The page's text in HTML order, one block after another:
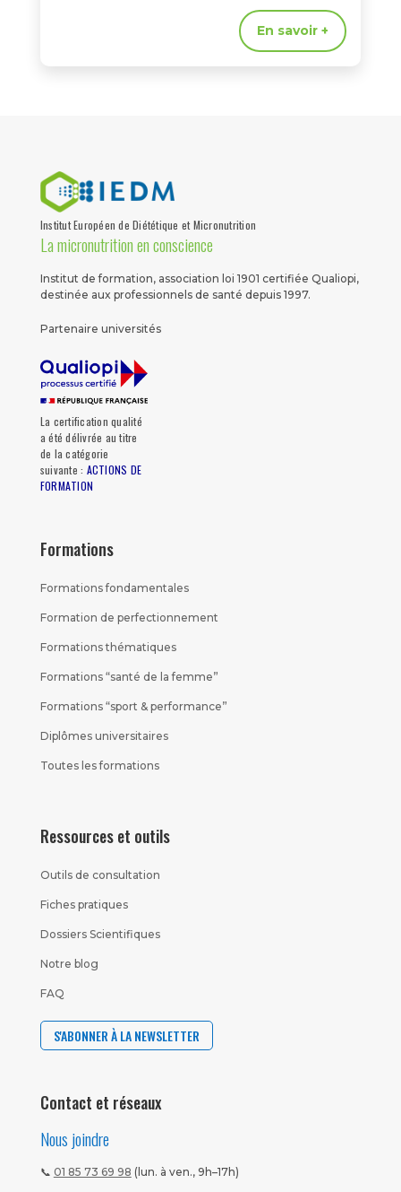
En savoir +
Institut Européen de Diététique et Micronutrition
La micronutrition en conscience
Institut de formation, association loi 1901 certifiée Qualiopi,
destinée aux professionnels de santé depuis 1997.
Partenaire universités
La certification qualité
a été délivrée au titre
de la catégorie
suivante : ACTIONS DE
FORMATION
Formations
Formations fondamentales
Formation de perfectionnement
Formations thématiques
Formations “santé de la femme”
Formations “sport & performance”
Diplômes universitaires
Toutes les formations
Ressources et outils
Outils de consultation
Fiches pratiques
Dossiers Scientifiques
Notre blog
FAQ
S'ABONNER À LA NEWSLETTER
Contact et réseaux
Nous joindre
📞 01 85 73 69 98 (lun. à ven., 9h–17h)